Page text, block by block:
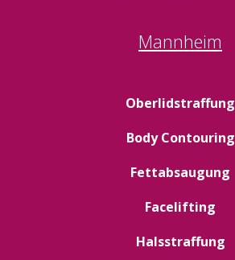
Mannheim
Oberlidstraffung
Body Contouring
Fettabsaugung
Facelifting
Halsstraffung